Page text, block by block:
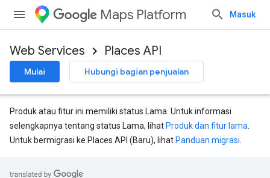
Maps Platform Masuk
Web Services Places API
Mulai Hubungi bagian penjualan
Produk atau fitur ini memiliki status Lama. Untuk informasi
selengkapnya tentang status Lama, lihat Produk dan fitur lama
Untuk bermigrasi ke Places API (Baru), lihat Panduan migrasi